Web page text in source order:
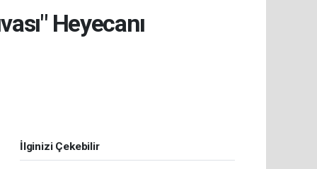
Heyecanı
İlginizi Çekebilir